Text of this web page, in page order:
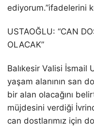
ediyorum.”ifadelerini
USTAOĞLU: “CAN
OLACAK”
Balıkesir Valisi İsmail
yaşam alanının san
bir alan olacağını
müjdesini verdiği İ
can dostlarımız için